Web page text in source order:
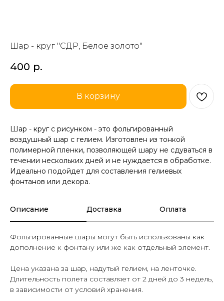
Шар - круг "СДР, Белое золото"
400 р.
В корзину
Шар - круг с рисунком - это фольгированный
воздушный шар с гелием. Изготовлен из тонкой
полимерной пленки, позволяющей шару не сдуваться в
течении нескольких дней и не нуждается в обработке.
Идеально подойдет для составления гелиевых
фонтанов или декора.
Описание Доставка Оплата
Фольгированные шары могут быть использованы как
дополнение к фонтану или же как отдельный элемент.
Цена указана за шар, надутый гелием, на ленточке.
Длительность полета составляет от 2 дней до 3 недель,
в зависимости от условий хранения.